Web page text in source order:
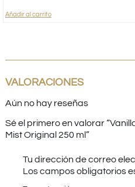
Añadir al carrito
VALORACIONES
Aún no hay reseñas
Sé el primero en valorar
Mist Original 250 ml”
Tu dirección de correo
Los campos obligatorios